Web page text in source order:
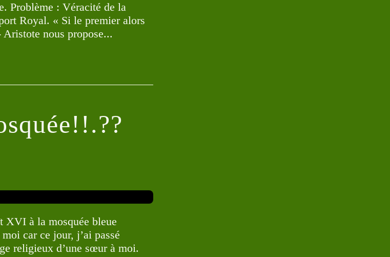
Problème : Véracité de la
Royal. « Si le premier alors
nous propose...
XVI à la mosquée bleue
car ce jour, j’ai passé
religieux d’une sœur à moi.